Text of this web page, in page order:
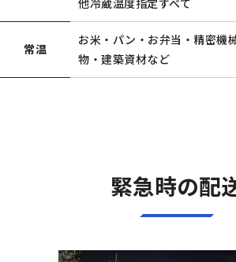
他冷蔵温度指定すべて
常温
お米・パン・お弁当・精密機
物・建築資材など
緊急時の配